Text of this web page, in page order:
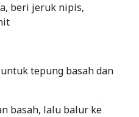
beri jeruk nipis,
tepung basah dan
basah, lalu balur ke